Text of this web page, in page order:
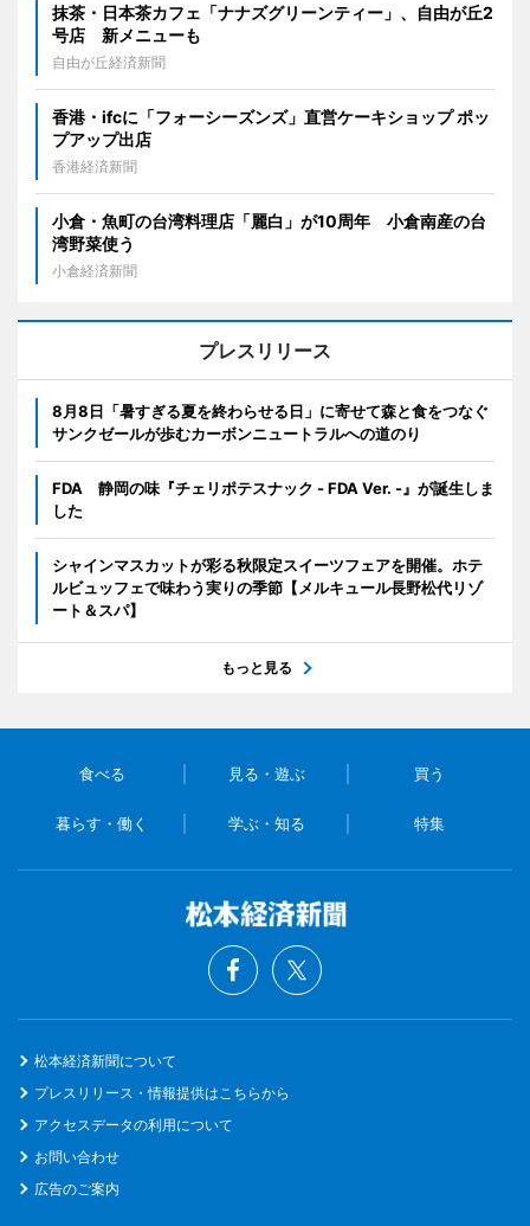
抹茶・日本茶カフェ「ナナズグリーンティー」、自由が丘2
号店 新メニューも
自由が丘経済新聞
香港・ifcに「フォーシーズンズ」直営ケーキショップ ポッ
プアップ出店
香港経済新聞
小倉・魚町の台湾料理店「麗白」が10周年 小倉南産の台
湾野菜使う
小倉経済新聞
プレスリリース
8月8日「暑すぎる夏を終わらせる日」に寄せて森と食をつなぐ
サンクゼールが歩むカーボンニュートラルへの道のり
FDA 静岡の味『チェリポテスナック - FDA Ver. -』が誕生しま
した
シャインマスカットが彩る秋限定スイーツフェアを開催。ホテ
ルビュッフェで味わう実りの季節【メルキュール長野松代リゾ
ート＆スパ】
もっと見る
食べる 見る・遊ぶ 買う
暮らす・働く 学ぶ・知る 特集
松本経済新聞について
プレスリリース・情報提供はこちらから
アクセスデータの利用について
お問い合わせ
広告のご案内